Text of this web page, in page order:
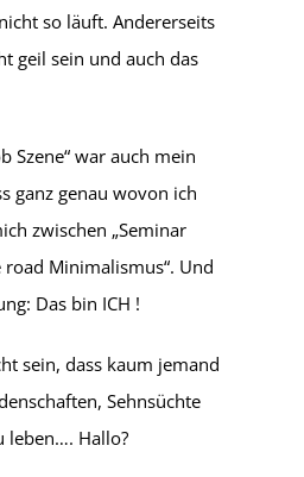
so läuft. Andererseits
geil sein und auch das
Szene“ war auch mein
ganz genau wovon ich
zwischen „Seminar
road Minimalismus“. Und
Das bin ICH !
sein, dass kaum jemand
Sehnsüchte
leben…. Hallo?